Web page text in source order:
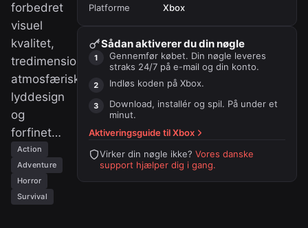
forbedret
visuel
kvalitet,
tredimensionelt
atmosfærisk
lyddesign
og
forfinet…
Action
Adventure
Horror
Survival
Platforme
Xbox
Sådan aktiverer du din nøgle
Gennemfør købet. Din nøgle leveres
straks 24/7 på e-mail og din konto.
Indløs koden på Xbox.
Download, installér og spil. På under et
minut.
Aktiveringsguide tilXbox
Virker din nøgle ikke? Vores danske
support hjælper dig i gang.